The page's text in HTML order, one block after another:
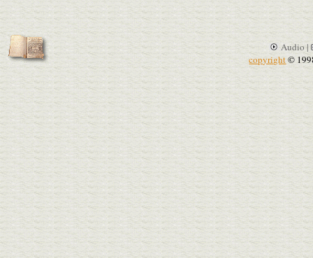
Audio |
copyright©